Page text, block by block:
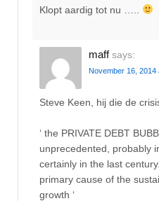
Klopt aardig tot nu …..
maff says:
November 16, 2014
Steve Keen, hij die de
‘ the PRIVATE DEBT
unprecedented, probably
certainly in the last
primary cause of the
growth ‘